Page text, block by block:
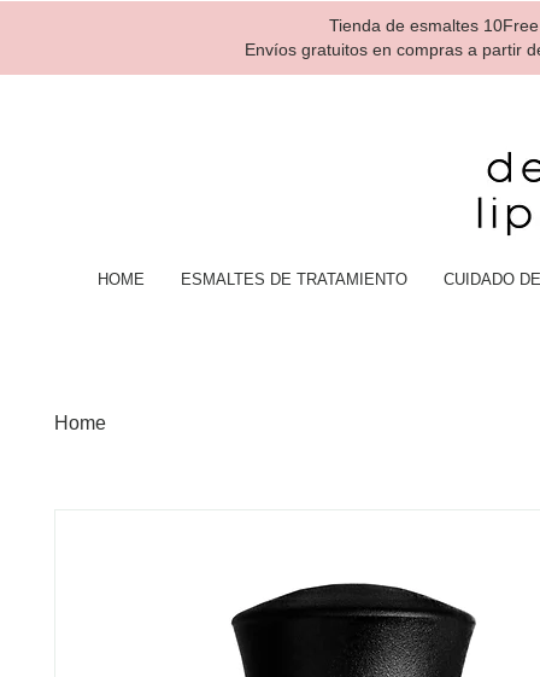
Tienda de esmaltes
Envíos gratuitos en compras a partir
HOME ESMALTES DE TRATAMIENTO CUIDADO
Home